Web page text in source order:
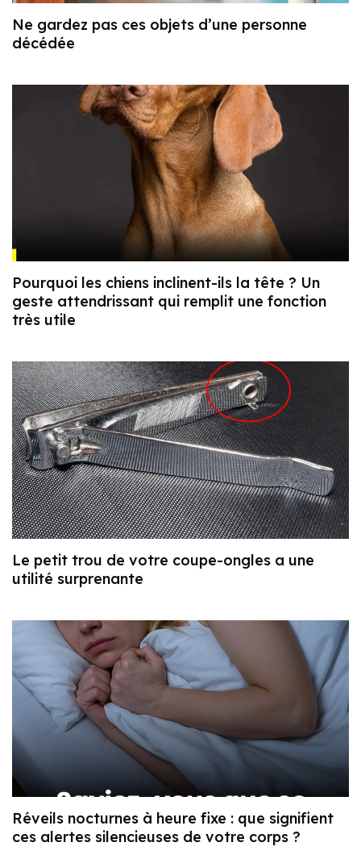
Ne gardez pas ces objets d’une personne
décédée
Pourquoi les chiens inclinent-ils la tête ? Un
geste attendrissant qui remplit une fonction
très utile
Le petit trou de votre coupe-ongles a une
utilité surprenante
Réveils nocturnes à heure fixe : que signifient
ces alertes silencieuses de votre corps ?